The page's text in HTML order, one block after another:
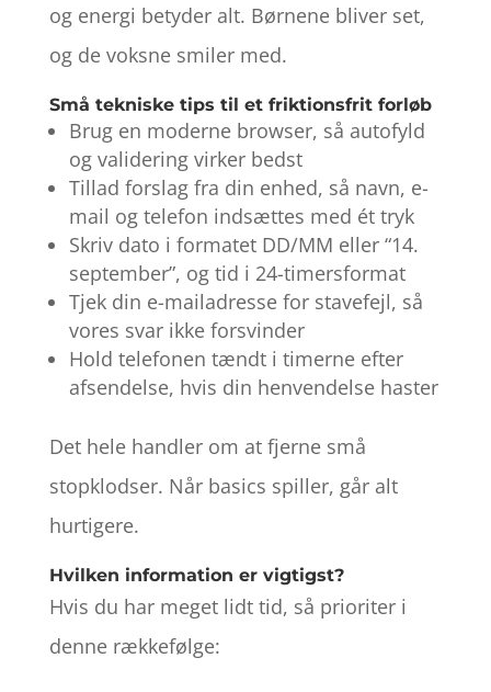
og energi betyder alt. Børnene bliver set,
og de voksne smiler med.
Små tekniske tips til et friktionsfrit forløb
Brug en moderne browser, så autofyld
og validering virker bedst
Tillad forslag fra din enhed, så navn, e-
mail og telefon indsættes med ét tryk
Skriv dato i formatet DD/MM eller “14.
september”, og tid i 24-timersformat
Tjek din e-mailadresse for stavefejl, så
vores svar ikke forsvinder
Hold telefonen tændt i timerne efter
afsendelse, hvis din henvendelse haster
Det hele handler om at fjerne små
stopklodser. Når basics spiller, går alt
hurtigere.
Hvilken information er vigtigst?
Hvis du har meget lidt tid, så prioriter i
denne rækkefølge: